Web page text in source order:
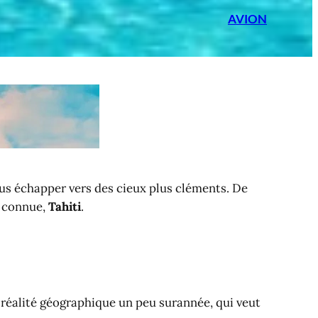
AVION
échapper vers des cieux plus cléments. De
Tahiti.
géographique un peu surannée, qui veut